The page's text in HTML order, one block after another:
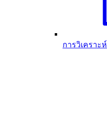
การวิเคราะห์